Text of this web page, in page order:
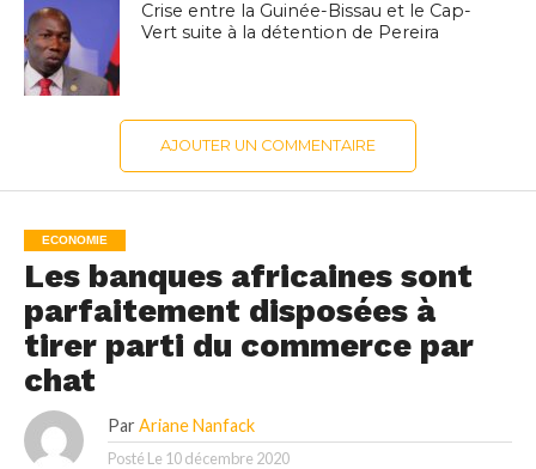
Crise entre la Guinée-Bissau et le Cap-
Vert suite à la détention de Pereira
AJOUTER UN COMMENTAIRE
ECONOMIE
Les banques africaines sont
parfaitement disposées à
tirer parti du commerce par
chat
Par Ariane Nanfack
Posté Le 10 décembre 2020